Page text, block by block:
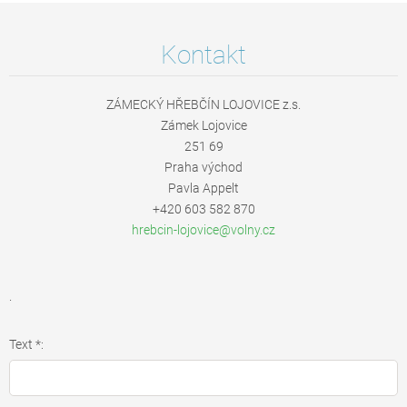
Kontakt
ZÁMECKÝ HŘEBČÍN LOJOVICE z.s.
Zámek Lojovice
251 69
Praha východ
Pavla Appelt
+420 603 582 870
hrebcin-lojovice@volny.cz
Text *: